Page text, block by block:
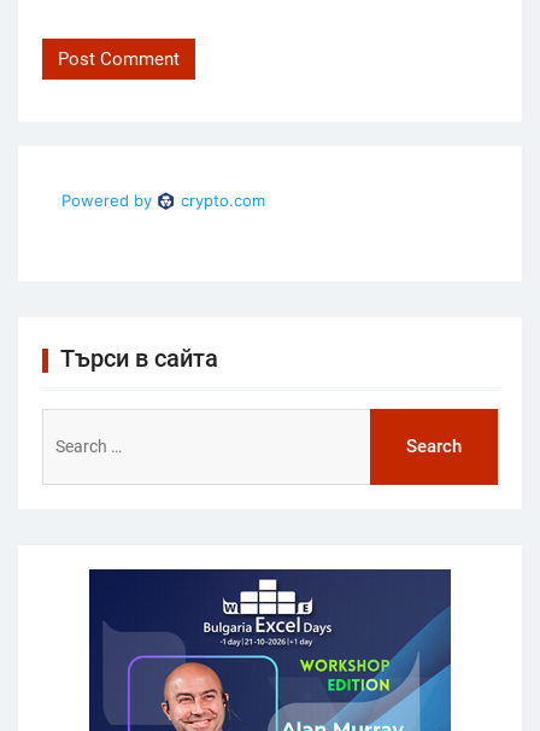
Търси в сайта
for: